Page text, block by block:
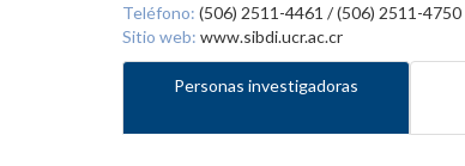
Teléfono: (506) 2511-4461 / (506) 2511-4750
Sitio web: www.sibdi.ucr.ac.cr
Personas investigadoras